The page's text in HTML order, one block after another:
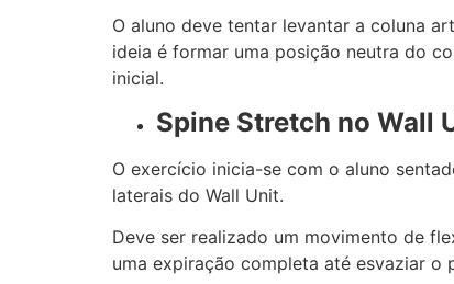
O aluno deve tentar levantar a coluna
ideia é formar uma posição neutra do
inicial.
Spine Stretch no Wall
O exercício inicia-se com o aluno
laterais do Wall Unit.
Deve ser realizado um movimento de
uma expiração completa até esvaziar